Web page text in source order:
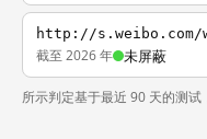
http://s.weibo.com/
截至 2026 年 未屏蔽
所示判定基于最近 90 天的测试